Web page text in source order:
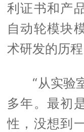
利证书和产
自动轮模块
术研发的历程
“从实验
多年。最初
性，没想到